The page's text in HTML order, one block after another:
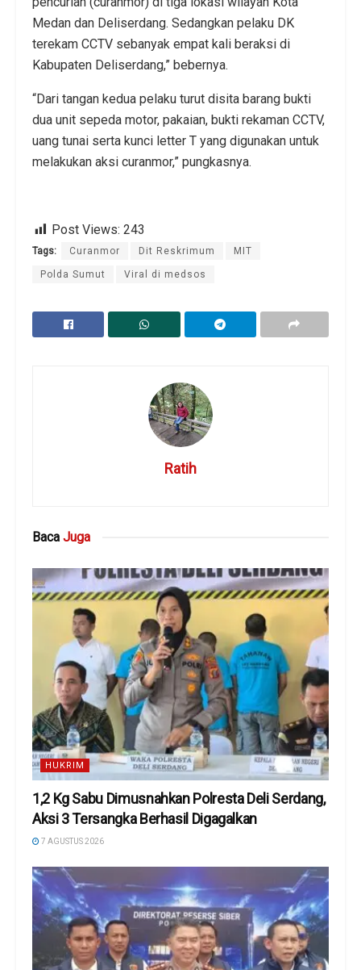
Medan dan Deliserdang. Sedangkan pelaku DK
terekam CCTV sebanyak empat kali beraksi di
Kabupaten Deliserdang,” bebernya.
“Dari tangan kedua pelaku turut disita barang bukti
dua unit sepeda motor, pakaian, bukti rekaman CCTV,
uang tunai serta kunci letter T yang digunakan untuk
melakukan aksi curanmor,” pungkasnya.
Post Views: 243
Tags: Curanmor Dit Reskrimum MIT
Polda Sumut Viral di medsos
Ratih
Baca Juga
HUKRIM
1,2 Kg Sabu Dimusnahkan Polresta Deli Serdang,
Aksi 3 Tersangka Berhasil Digagalkan
7 AGUSTUS 2026